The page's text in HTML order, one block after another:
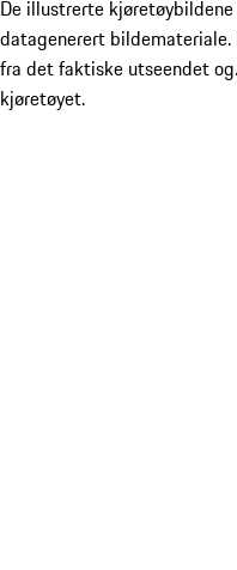
De illustrerte
datagenerert bildemateriale.
fra det faktiske utseendet
kjøretøyet.